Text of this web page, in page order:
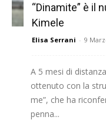
“Dinamite” è il
Kimele
Elisa Serrani - 9
A 5 mesi di
ottenuto con la
me”, che ha
penna...